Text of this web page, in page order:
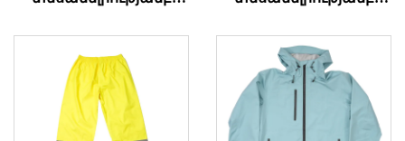
վերարկու
աշխատանքային
կարճ տաբատներ